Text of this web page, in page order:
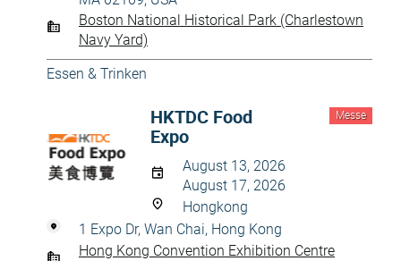
Boston National Historical Park (Charlestown
Navy Yard)
Essen & Trinken
Messe
HKTDC Food
Expo
August 13, 2026
August 17, 2026
Hongkong
1 Expo Dr, Wan Chai, Hong Kong
Hong Kong Convention Exhibition Centre